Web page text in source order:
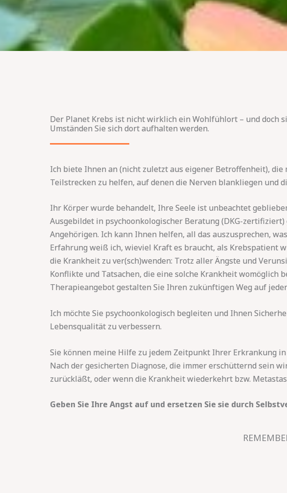
Der Planet Krebs ist nicht wirklich ein Wohlfühlort – und doch
Umständen Sie sich dort aufhalten werden.
Ich biete Ihnen an (nicht zuletzt aus eigener Betroffenheit),
Teilstrecken zu helfen, auf denen die Nerven blankliegen und
Ihr Körper wurde behandelt, Ihre Seele ist unbeachtet
Ausgebildet in psychoonkologischer Beratung (DKG-
Angehörigen. Ich kann Ihnen helfen, all das auszusprechen,
Erfahrung weiß ich, wieviel Kraft es braucht, als Krebspatient
die Krankheit zu ver(sch)wenden: Trotz aller Ängste und
Konflikte und Tatsachen, die eine solche Krankheit womöglich
Therapieangebot gestalten Sie Ihren zukünftigen Weg auf
Ich möchte Sie psychoonkologisch begleiten und Ihnen
Lebensqualität zu verbessern.
Sie können meine Hilfe zu jedem Zeitpunkt Ihrer Erkrankung
Nach der gesicherten Diagnose, die immer erschütternd sein
zurückläßt, oder wenn die Krankheit wiederkehrt bzw.
Geben Sie Ihre Angst auf und ersetzen Sie sie durch